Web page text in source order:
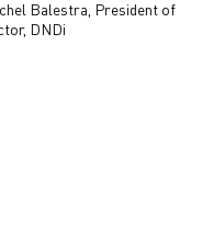
Balestra, President of
DNDi